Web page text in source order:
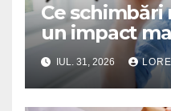
Ce schimbări
un impact
sănătății tale
IUL. 31, 2026